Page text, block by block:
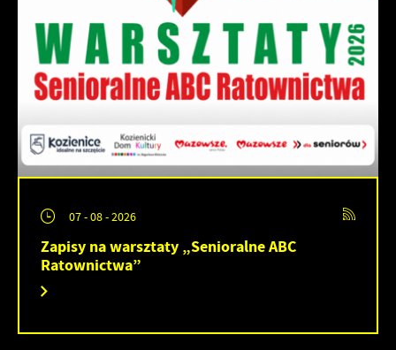
07 - 08 - 2026
Zapisy na warsztaty „Senioralne ABC
Ratownictwa”